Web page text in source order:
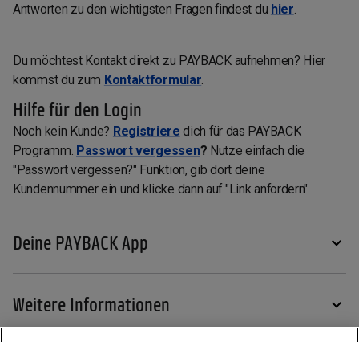
Antworten zu den wichtigsten Fragen findest du hier.
Du möchtest Kontakt direkt zu PAYBACK aufnehmen? Hier
kommst du zum Kontaktformular.
Hilfe für den Login
Noch kein Kunde? Registriere dich für das PAYBACK
Programm. Passwort vergessen? Nutze einfach die
"Passwort vergessen?" Funktion, gib dort deine
Kundennummer ein und klicke dann auf "Link anfordern".
Deine PAYBACK App
Weitere Informationen